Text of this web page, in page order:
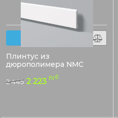
Плинтус из
дюрополимера NMC
WALLSTYL FD1
100х15х2000мм
2 445 2 223 руб